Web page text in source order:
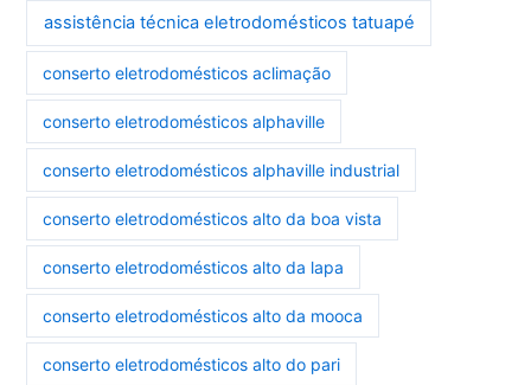
assistência técnica eletrodomésticos tatuapé
conserto eletrodomésticos aclimação
conserto eletrodomésticos alphaville
conserto eletrodomésticos alphaville industrial
conserto eletrodomésticos alto da boa vista
conserto eletrodomésticos alto da lapa
conserto eletrodomésticos alto da mooca
conserto eletrodomésticos alto do pari